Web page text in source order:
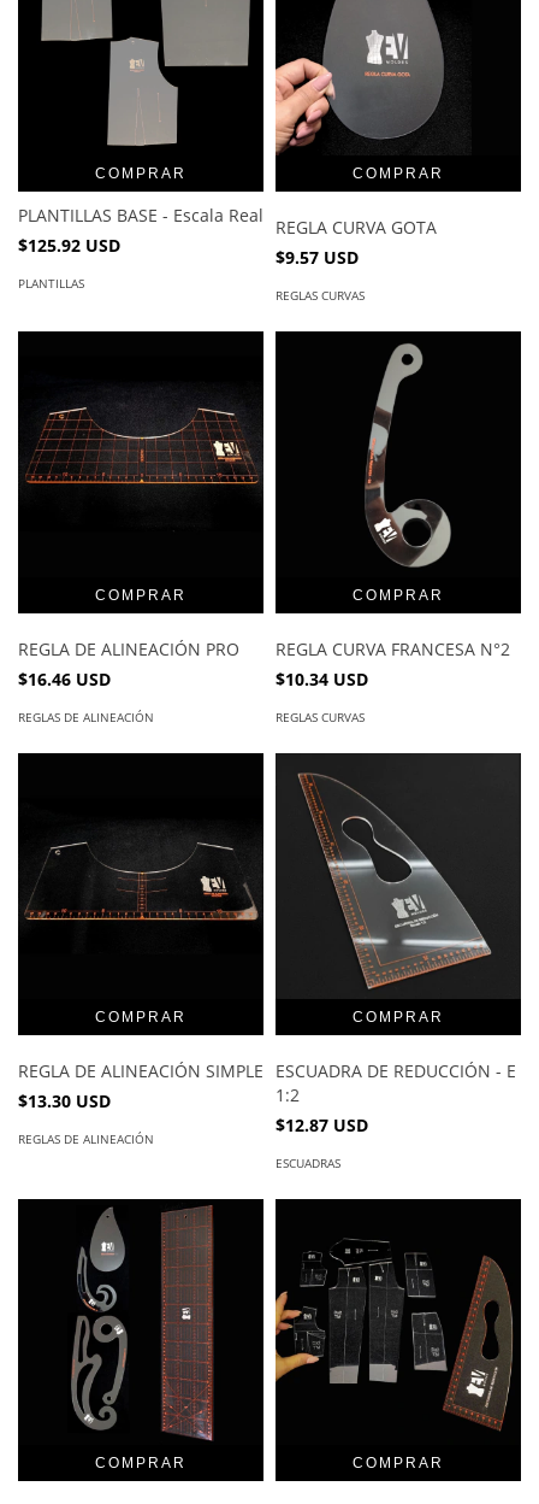
COMPRAR
PLANTILLAS BASE - Escala Real
$125.92 USD
PLANTILLAS
REGLA CURVA GOTA
$9.57 USD
REGLAS CURVAS
REGLA DE ALINEACIÓN PRO
$16.46 USD
REGLAS DE ALINEACIÓN
REGLA CURVA FRANCESA N°2
$10.34 USD
REGLAS CURVAS
REGLA DE ALINEACIÓN SIMPLE
$13.30 USD
REGLAS DE ALINEACIÓN
ESCUADRA DE REDUCCIÓN - E
1:2
$12.87 USD
ESCUADRAS